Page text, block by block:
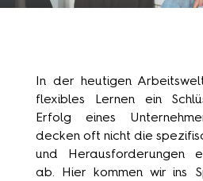
In der heutigen
flexibles Lernen ein
Erfolg eines
decken oft nicht die
und Herausforderungen
ab. Hier kommen wir ins